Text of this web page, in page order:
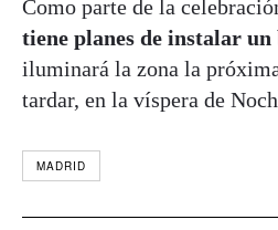
Como parte de la
tiene planes de instalar
iluminará la zona la
tardar, en la víspera de
MADRID